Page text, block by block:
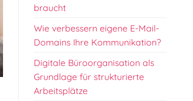
braucht
Wie verbessern eigene E-Mail-
Domains Ihre Kommunikation?
Digitale Büroorganisation als
Grundlage für strukturierte
Arbeitsplätze